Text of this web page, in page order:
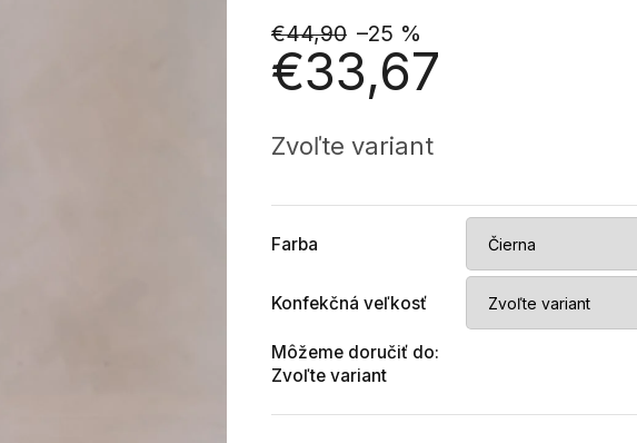
€44,90 –25 %
€33,67
cena:
Zvoľte variant
Farba
Konfekčná veľkosť
Môžeme doručiť do:
Zvoľte variant